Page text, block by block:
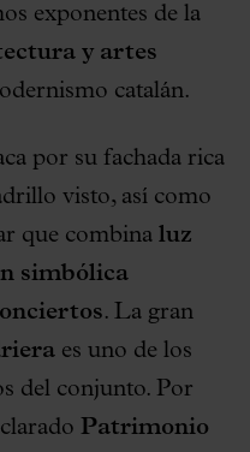
exponentes de la
y artes
catalán.
por su fachada rica
visto, así como
que combina luz
simbólica
. La gran
es uno de los
del conjunto. Por
Patrimonio